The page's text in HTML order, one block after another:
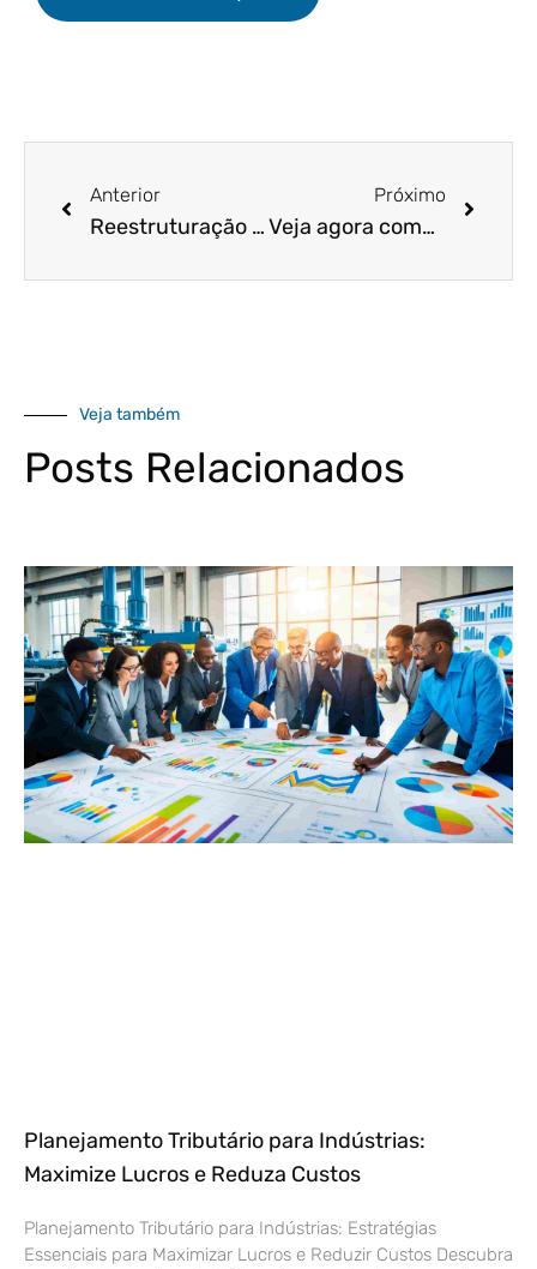
Anterior
Reestruturação empresarial – como fazer?
Próximo
Veja agora como definir metas alcançáveis – de forma simples, rápida e eficaz – em sua empresa!
Veja também
Posts Relacionados
Planejamento Tributário para Indústrias:
Maximize Lucros e Reduza Custos
Planejamento Tributário para Indústrias: Estratégias
Essenciais para Maximizar Lucros e Reduzir Custos Descubra